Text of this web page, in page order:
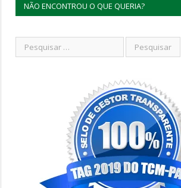
NÃO ENCONTROU O QUE QUERIA?